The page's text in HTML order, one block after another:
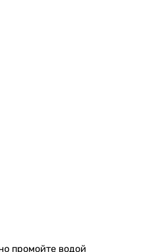
промойте водой